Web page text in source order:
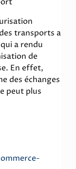
transports a
a rendu
de
En effet,
des échanges
peut plus